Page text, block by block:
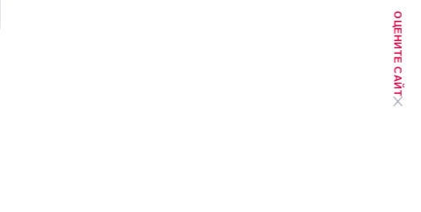
ОЦЕНИТЕ САЙТ